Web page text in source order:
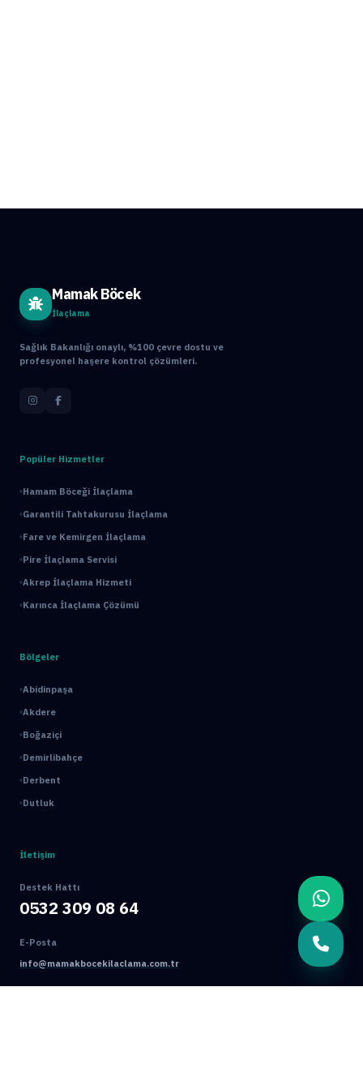
Mamak Böcek
İlaçlama
Sağlık Bakanlığı onaylı, %100 çevre dostu ve
profesyonel haşere kontrol çözümleri.
Popüler Hizmetler
Hamam Böceği İlaçlama
Garantili Tahtakurusu İlaçlama
Fare ve Kemirgen İlaçlama
Pire İlaçlama Servisi
Akrep İlaçlama Hizmeti
Karınca İlaçlama Çözümü
Bölgeler
Abidinpaşa
Akdere
Boğaziçi
Demirlibahçe
Derbent
Dutluk
İletişim
Destek Hattı
0532 309 08 64
E-Posta
info@mamakbocekilaclama.com.tr